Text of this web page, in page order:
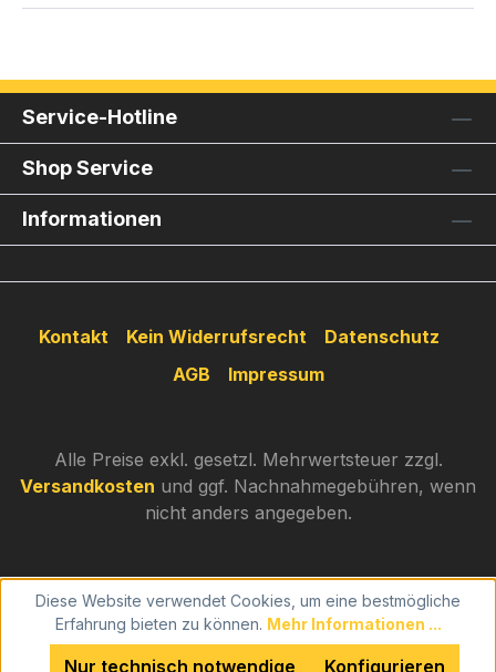
Service-Hotline
Shop Service
Informationen
Kontakt Kein Widerrufsrecht
Datenschutz
AGB
Impressum
Alle Preise exkl. gesetzl. Mehrwertsteuer zzgl.
Versandkosten und ggf. Nachnahmegebühren, wenn
nicht anders angegeben.
Diese Website verwendet Cookies, um eine bestmögliche
Erfahrung bieten zu können. Mehr Informationen ...
Nur technisch notwendige Konfigurieren